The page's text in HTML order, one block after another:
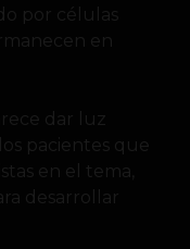
por células
en
dar luz
pacientes que
en el tema,
desarrollar